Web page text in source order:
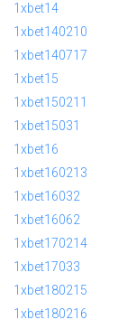
1xbet14
1xbet140210
1xbet140717
1xbet15
1xbet150211
1xbet15031
1xbet16
1xbet160213
1xbet16032
1xbet16062
1xbet170214
1xbet17033
1xbet180215
1xbet180216